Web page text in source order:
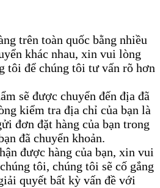
trên toàn quốc bằng nhiều
khác nhau, xin vui lòng
tôi để chúng tôi tư vấn rõ hơn
sẽ được chuyển đến địa đã
kiểm tra địa chỉ của bạn là
đơn đặt hàng của bạn trong
đã chuyển khoản.
được hàng của bạn, xin vui
tôi, chúng tôi sẽ cố gắng
quyết bất kỳ vấn đề với